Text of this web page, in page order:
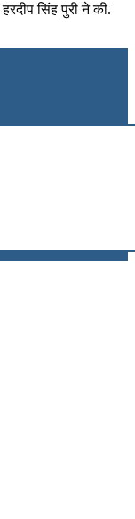
सिंह पुरी ने की.